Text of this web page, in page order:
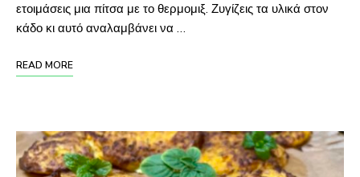
ετοιμάσεις μια πίτσα με το θερμομιξ. Ζυγίζεις τα υλικά στον
κάδο κι αυτό αναλαμβάνει να …
READ MORE